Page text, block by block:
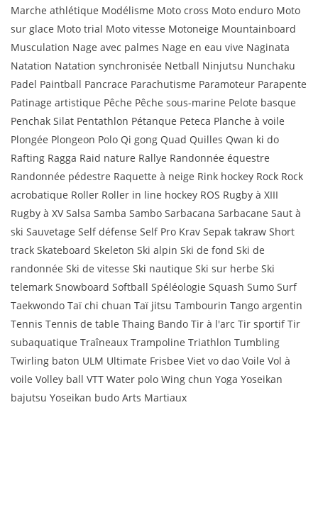
Marche athlétique Modélisme Moto cross Moto enduro Moto
sur glace Moto trial Moto vitesse Motoneige Mountainboard
Musculation Nage avec palmes Nage en eau vive Naginata
Natation Natation synchronisée Netball Ninjutsu Nunchaku
Padel Paintball Pancrace Parachutisme Paramoteur Parapente
Patinage artistique Pêche Pêche sous-marine Pelote basque
Penchak Silat Pentathlon Pétanque Peteca Planche à voile
Plongée Plongeon Polo Qi gong Quad Quilles Qwan ki do
Rafting Ragga Raid nature Rallye Randonnée équestre
Randonnée pédestre Raquette à neige Rink hockey Rock Rock
acrobatique Roller Roller in line hockey ROS Rugby à XIII
Rugby à XV Salsa Samba Sambo Sarbacana Sarbacane Saut à
ski Sauvetage Self défense Self Pro Krav Sepak takraw Short
track Skateboard Skeleton Ski alpin Ski de fond Ski de
randonnée Ski de vitesse Ski nautique Ski sur herbe Ski
telemark Snowboard Softball Spéléologie Squash Sumo Surf
Taekwondo Taï chi chuan Taï jitsu Tambourin Tango argentin
Tennis Tennis de table Thaing Bando Tir à l'arc Tir sportif Tir
subaquatique Traîneaux Trampoline Triathlon Tumbling
Twirling baton ULM Ultimate Frisbee Viet vo dao Voile Vol à
voile Volley ball VTT Water polo Wing chun Yoga Yoseikan
bajutsu Yoseikan budo Arts Martiaux